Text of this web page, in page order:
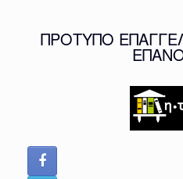
ΠΡΟΤΥΠΟ